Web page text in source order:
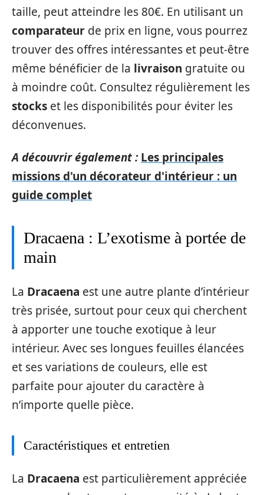
taille, peut atteindre les 80€. En utilisant un
comparateur de prix en ligne, vous pourrez
trouver des offres intéressantes et peut-être
même bénéficier de la livraison gratuite ou
à moindre coût. Consultez régulièrement les
stocks et les disponibilités pour éviter les
déconvenues.
A découvrir également : Les principales
missions d'un décorateur d'intérieur : un
guide complet
Dracaena : L’exotisme à portée de
main
La Dracaena est une autre plante d’intérieur
très prisée, surtout pour ceux qui cherchent
à apporter une touche exotique à leur
intérieur. Avec ses longues feuilles élancées
et ses variations de couleurs, elle est
parfaite pour ajouter du caractère à
n’importe quelle pièce.
Caractéristiques et entretien
La Dracaena est particulièrement appréciée